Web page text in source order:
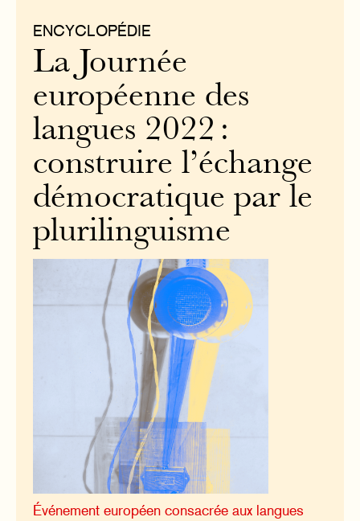
ENCYCLOPÉDIE
La Journée
européenne des
langues 2022 :
construire l’échange
démocratique par le
plurilinguisme
Événement européen consacrée aux langues